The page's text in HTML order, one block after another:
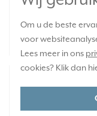
Om u de beste
voor
Lees meer in ons
cookies? Klik dan
3 stuk(s)
8,95
L WW)